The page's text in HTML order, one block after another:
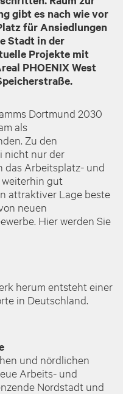
gibt es nach wie vor
für Ansiedlungen
Stadt in der
Projekte mit
PHOENIX West
Dortmund 2030
als
Zu den
nicht nur der
das Arbeitsplatz- und
gut
attraktiver Lage beste
neuen
Hier werden Sie
herum entsteht einer
in Deutschland.
und nördlichen
Arbeits- und
Nordstadt und